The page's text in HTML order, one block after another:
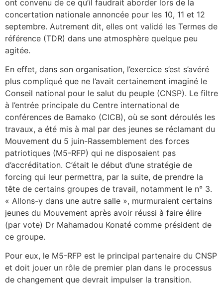
ont convenu de ce qu’il faudrait aborder lors de la
concertation nationale annoncée pour les 10, 11 et 12
septembre. Autrement dit, elles ont validé les Termes de
référence (TDR) dans une atmosphère quelque peu
agitée.
En effet, dans son organisation, l’exercice s’est s’avéré
plus compliqué que ne l’avait certainement imaginé le
Conseil national pour le salut du peuple (CNSP). Le filtre
à l’entrée principale du Centre international de
conférences de Bamako (CICB), où se sont déroulés les
travaux, a été mis à mal par des jeunes se réclamant du
Mouvement du 5 juin-Rassemblement des forces
patriotiques (M5-RFP) qui ne disposaient pas
d’accréditation. C’était le début d’une stratégie de
forcing qui leur permettra, par la suite, de prendre la
tête de certains groupes de travail, notamment le n° 3.
« Allons-y dans une autre salle », murmuraient certains
jeunes du Mouvement après avoir réussi à faire élire
(par vote) Dr Mahamadou Konaté comme président de
ce groupe.
Pour eux, le M5-RFP est le principal partenaire du CNSP
et doit jouer un rôle de premier plan dans le processus
de changement que devrait impulser la transition.